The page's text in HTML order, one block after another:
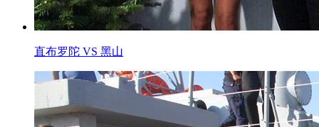
直布罗陀 VS 黑山